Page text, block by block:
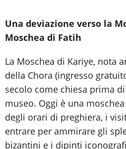
Una deviazione verso la
Moschea di Fatih
La Moschea di Kariye, nota
della Chora (ingresso
secolo come chiesa prima
museo. Oggi è una
degli orari di preghiera, i
entrare per ammirare gli
bizantini e i dipinti